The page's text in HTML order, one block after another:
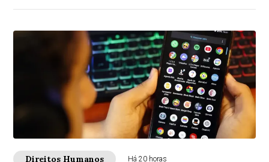
Direitos Humanos Há 20 horas